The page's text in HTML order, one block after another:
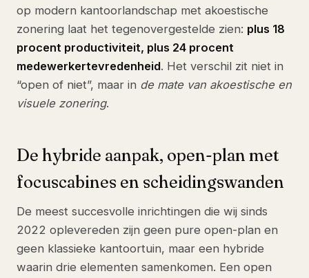
op modern kantoorlandschap met akoestische
zonering laat het tegenovergestelde zien: plus 18
procent productiviteit, plus 24 procent
medewerkertevredenheid. Het verschil zit niet in
“open of niet”, maar in de mate van akoestische en
visuele zonering.
De hybride aanpak, open-plan met
focuscabines en scheidingswanden
De meest succesvolle inrichtingen die wij sinds
2022 oplevereden zijn geen pure open-plan en
geen klassieke kantoortuin, maar een hybride
waarin drie elementen samenkomen. Een open